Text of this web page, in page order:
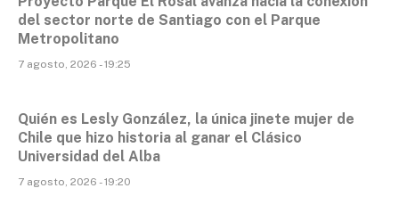
del sector norte de Santiago con el Parque
Metropolitano
7 agosto, 2026 - 19:25
Quién es Lesly González, la única jinete mujer de
Chile que hizo historia al ganar el Clásico
Universidad del Alba
7 agosto, 2026 - 19:20